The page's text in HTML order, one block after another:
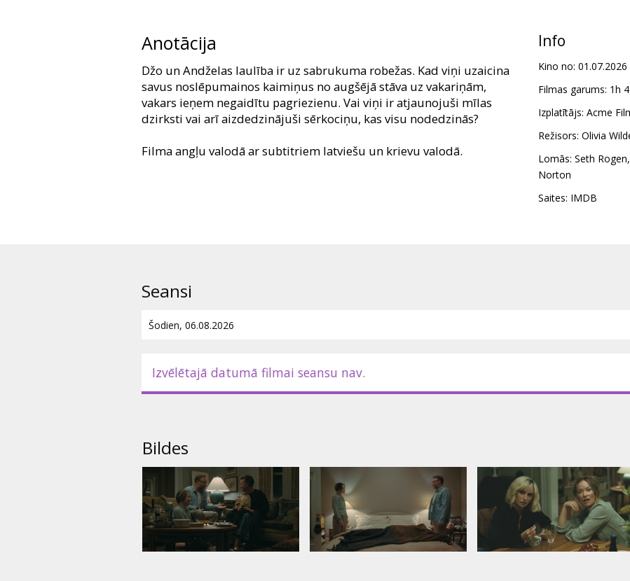
Anotācija
Džo un Andželas laulība ir uz sabrukuma robežas. Kad viņi uzaicina
savus noslēpumainos kaimiņus no augšējā stāva uz vakariņām,
vakars ieņem negaidītu pagriezienu. Vai viņi ir atjaunojuši mīlas
dzirksti vai arī aizdedzinājuši sērkociņu, kas visu nodedzinās?
Filma angļu valodā ar subtitriem latviešu un krievu valodā.
Info
Kino no: 01.07.2026
Filmas garums: 1h
Izplatītājs: Acme
Režisors: Olivia
Lomās: Seth Rogen,
Norton
Saites: IMDB
Seansi
Izvēlētajā datumā filmai seansu nav.
Bildes